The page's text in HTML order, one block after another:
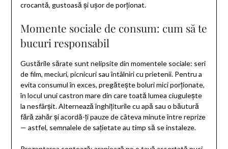
crocantă, gustoasă și ușor de porționat.
Momente sociale de consum: cum să te
bucuri responsabil
Gustările sărate sunt nelipsite din momentele sociale: seri
de film, meciuri, picnicuri sau întâlniri cu prietenii. Pentru a
evita consumul în exces, pregătește boluri mici porționate,
în locul unui castron mare din care toată lumea ciugulește
la nesfârșit. Alternează înghițiturile cu apă sau o băutură
fără zahăr și acordă-ți pauze de câteva minute între reprize
— astfel, semnalele de sațietate au timp să se instaleze.